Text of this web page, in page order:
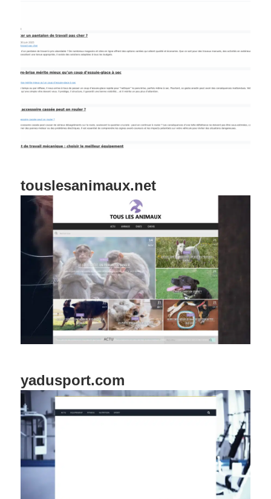
touslesanimaux.net
yadusport.com